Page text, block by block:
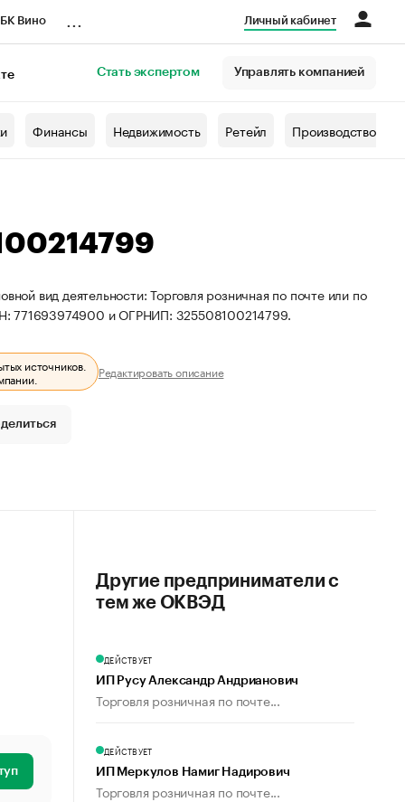
Вино Личный кабинет
Стать экспертом Управлять компанией
Финансы Недвижимость Ретейл Производство
вид деятельности: Торговля розничная по почте или по
771693974900 и ОГРНИП: 325508100214799.
источников.
Редактировать описание
Другие предприниматели с
тем же ОКВЭД
ДЕЙСТВУЕТ
ИП Русу Александр Андрианович
Торговля розничная по почте...
ДЕЙСТВУЕТ
ИП Меркулов Намиг Надирович
Торговля розничная по почте...